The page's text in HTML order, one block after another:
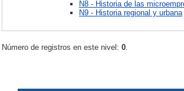
N8 - Historia de las
N9 - Historia regional y urbana
Número de registros en este nivel: 0